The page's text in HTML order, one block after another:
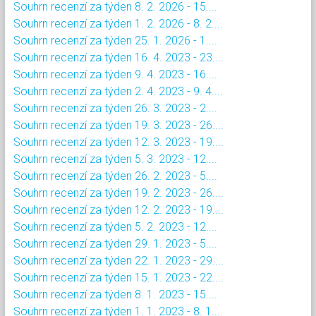
Souhrn recenzí za týden 8. 2. 2026 - 15....
Souhrn recenzí za týden 1. 2. 2026 - 8. 2....
Souhrn recenzí za týden 25. 1. 2026 - 1....
Souhrn recenzí za týden 16. 4. 2023 - 23....
Souhrn recenzí za týden 9. 4. 2023 - 16....
Souhrn recenzí za týden 2. 4. 2023 - 9. 4....
Souhrn recenzí za týden 26. 3. 2023 - 2....
Souhrn recenzí za týden 19. 3. 2023 - 26....
Souhrn recenzí za týden 12. 3. 2023 - 19....
Souhrn recenzí za týden 5. 3. 2023 - 12....
Souhrn recenzí za týden 26. 2. 2023 - 5....
Souhrn recenzí za týden 19. 2. 2023 - 26....
Souhrn recenzí za týden 12. 2. 2023 - 19....
Souhrn recenzí za týden 5. 2. 2023 - 12....
Souhrn recenzí za týden 29. 1. 2023 - 5....
Souhrn recenzí za týden 22. 1. 2023 - 29....
Souhrn recenzí za týden 15. 1. 2023 - 22....
Souhrn recenzí za týden 8. 1. 2023 - 15....
Souhrn recenzí za týden 1. 1. 2023 - 8. 1....